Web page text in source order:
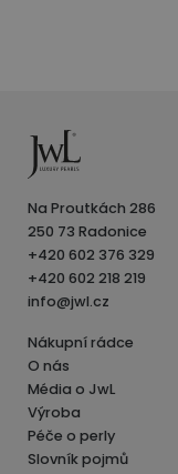
Na Proutkách 286
250 73 Radonice
+420 602 376 329
+420 602 218 219
info@jwl.cz
Nákupní rádce
O nás
Média o JwL
Výroba
Péče o perly
Slovník pojmů